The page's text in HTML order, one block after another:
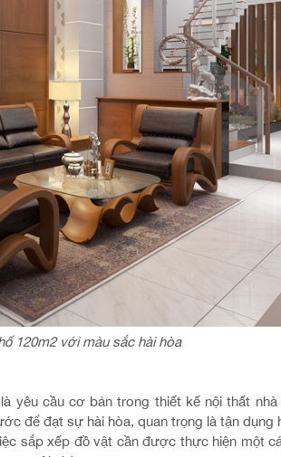
120m2 với màu sắc hài hòa
yêu cầu cơ bản trong thiết kế nội thất nhà
để đạt sự hài hòa, quan trọng là tận dụng
sắp xếp đồ vật cần được thực hiện một